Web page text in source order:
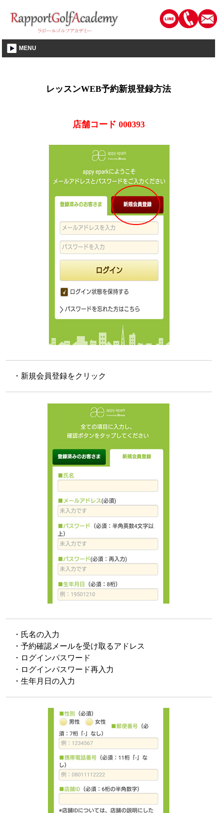
MENU
レッスンWEB予約新規登録方法
店舗コード 000393
・新規会員登録をクリック
・氏名の入力
・予約確認メールを受け取るアドレス
・ログインパスワード
・ログインパスワード再入力
・生年月日の入力